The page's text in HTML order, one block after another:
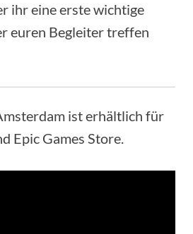
ihr eine erste wichtige
euren Begleiter treffen
ist erhältlich für
Epic Games Store.